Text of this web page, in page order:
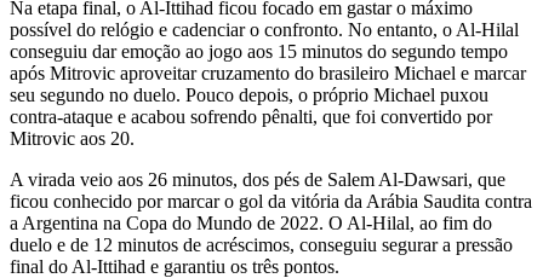
Na etapa final, o Al-Ittihad ficou focado em gastar o máximo
possível do relógio e cadenciar o confronto. No entanto, o Al-Hilal
conseguiu dar emoção ao jogo aos 15 minutos do segundo tempo
após Mitrovic aproveitar cruzamento do brasileiro Michael e marcar
seu segundo no duelo. Pouco depois, o próprio Michael puxou
contra-ataque e acabou sofrendo pênalti, que foi convertido por
Mitrovic aos 20.
A virada veio aos 26 minutos, dos pés de Salem Al-Dawsari, que
ficou conhecido por marcar o gol da vitória da Arábia Saudita contra
a Argentina na Copa do Mundo de 2022. O Al-Hilal, ao fim do
duelo e de 12 minutos de acréscimos, conseguiu segurar a pressão
final do Al-Ittihad e garantiu os três pontos.